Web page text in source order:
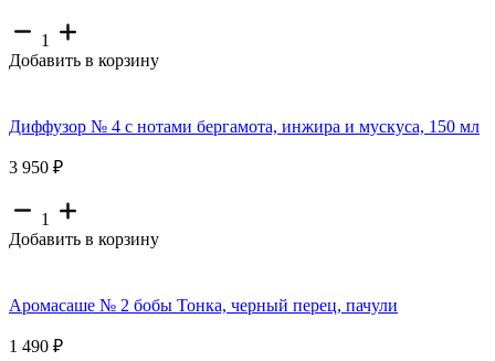
1
Добавить в корзину
Диффузор № 4 с нотами бергамота, инжира и мускуса, 150 мл
3 950 ₽
1
Добавить в корзину
Аромасаше № 2 бобы Тонка, черный перец, пачули
1 490 ₽